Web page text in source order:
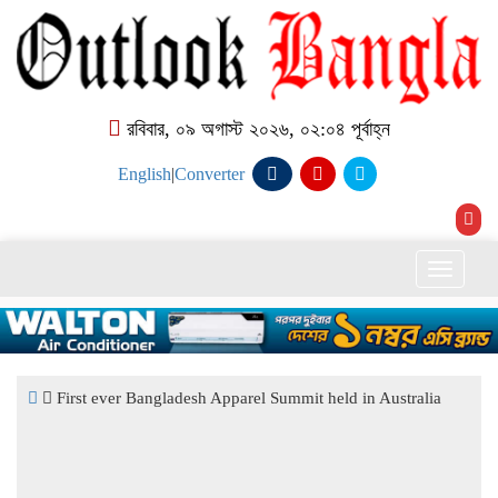
রবিবার, ০৯ অগাস্ট ২০২৬, ০২:০৪ পূর্বাহ্ন
English|Converter
First ever Bangladesh Apparel Summit held in Australia